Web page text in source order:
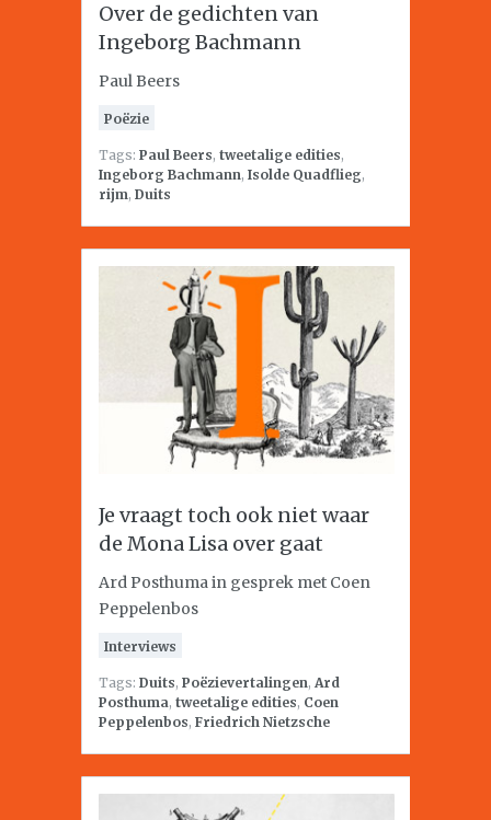
Over de gedichten van
Ingeborg Bachmann
Paul Beers
Poëzie
Tags: Paul Beers, tweetalige edities,
Ingeborg Bachmann, Isolde Quadflieg,
rijm, Duits
Je vraagt toch ook niet waar
de Mona Lisa over gaat
Ard Posthuma in gesprek met Coen
Peppelenbos
Interviews
Tags: Duits, Poëzievertalingen, Ard
Posthuma, tweetalige edities, Coen
Peppelenbos, Friedrich Nietzsche